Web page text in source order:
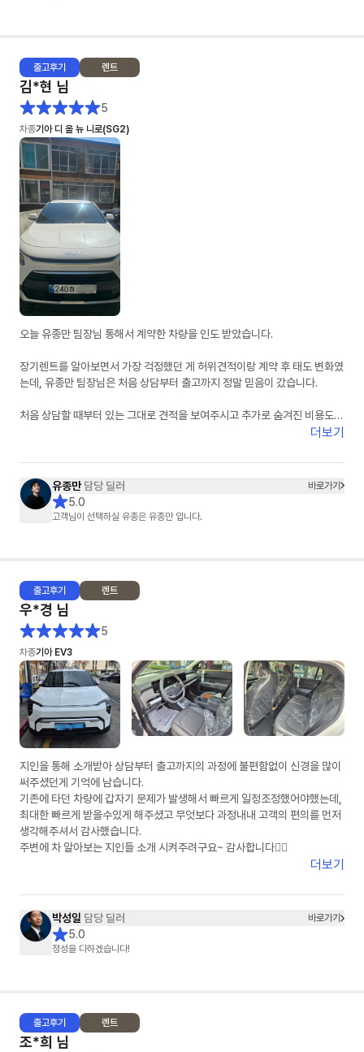
출고후기 렌트
김*현 님
5
차종기아 디 올 뉴 니로(SG2)
오늘 유종만 팀장님 통해서 계약한 차량을 인도 받았습니다.
장기렌트를 알아보면서 가장 걱정했던 게 허위견적이랑 계약 후 태도 변화였
는데, 유종만 팀장님은 처음 상담부터 출고까지 정말 믿음이 갔습니다.
처음 상담할 때부터 있는 그대로 견적을 보여주시고 추가로 숨겨진 비용도
없어서 신뢰가 갔습니다. 궁금한 점이 있을 때마다 피드백도 정말 빠르셔서
무엇보다 상담하면서 느낀 건 사람이 정말 좋으시다는 점이었습니다. 단순히
계약만 하는 느낌이 아니라 끝까지 책임지고 챙겨주시는 느낌이라 더 믿고
진행할 수 있었습니다.
더보기
유종만 담당 딜러 바로가기
5.0
고객님이 선택하실 유종은 유종만 입니다.
출고후기 렌트
우*경 님
5
차종기아 EV3
지인을 통해 소개받아 상담부터 출고까지의 과정에 불편함없이 신경을 많이
써주셨던게 기억에 남습니다.
기존에 타던 차량에 갑자기 문제가 발생해서 빠르게 일정조정했어야했는데,
최대한 빠르게 받을수있게 해주셨고 무엇보다 과정내내 고객의 편의를 먼저
생각해주셔서 감사했습니다.
주변에 차 알아보는 지인들 소개 시켜주려구요~ 감사합니다👍🏻
더보기
박성일 담당 딜러 바로가기
5.0
정성을 다하겠습니다!
출고후기 렌트
조*희 님